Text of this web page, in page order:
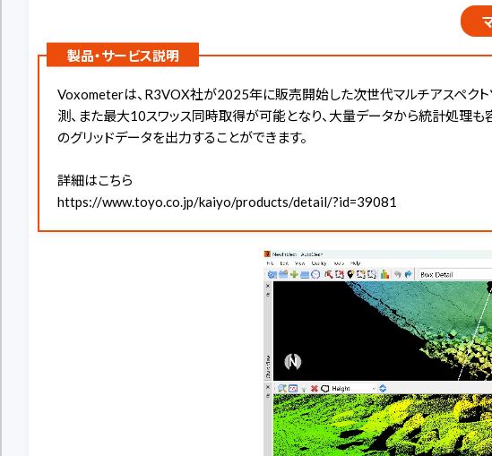
製品・サービス説明
Voxometerは、R3VOX社が2025年に販売開始した次世代マルチアスペクト
測、また最大10スワッス同時取得が可能となり、大量データから統計処理も
のグリッドデータを出力することができます。
詳細はこちら
https://www.toyo.co.jp/kaiyo/products/detail/?id=39081